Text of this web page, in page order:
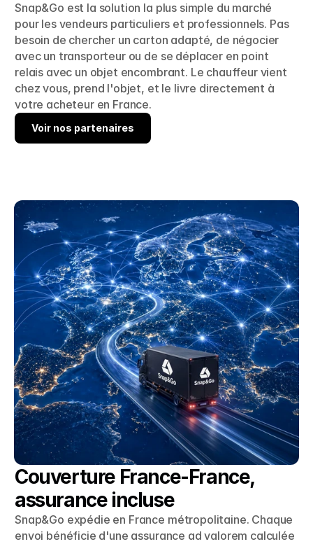
Snap&Go est la solution la plus simple du marché
pour les vendeurs particuliers et professionnels. Pas
besoin de chercher un carton adapté, de négocier
avec un transporteur ou de se déplacer en point
relais avec un objet encombrant. Le chauffeur vient
chez vous, prend l'objet, et le livre directement à
votre acheteur en France.
Voir nos partenaires
Couverture France-France,
assurance incluse
Snap&Go expédie en France métropolitaine. Chaque
envoi bénéficie d'une assurance ad valorem calculée